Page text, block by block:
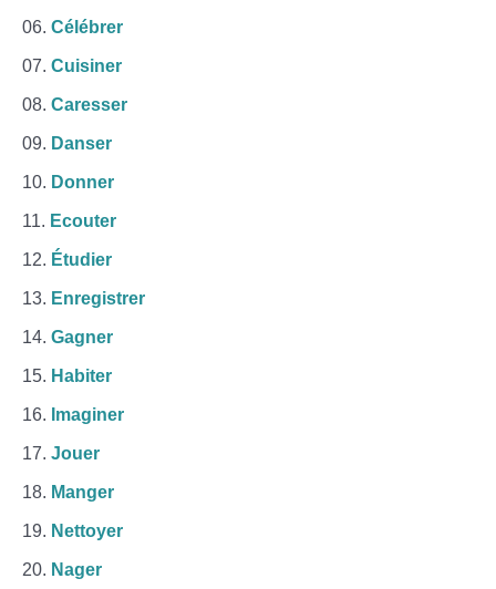
Célébrer
Cuisiner
Caresser
Danser
Donner
Ecouter
Étudier
Enregistrer
Gagner
Habiter
Imaginer
Jouer
Manger
Nettoyer
Nager